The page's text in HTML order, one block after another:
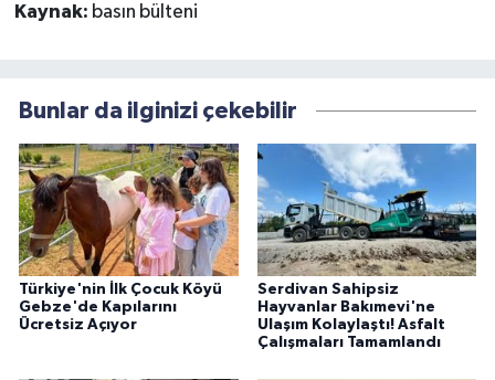
Kaynak: basın bülteni
Bunlar da ilginizi çekebilir
Türkiye'nin İlk Çocuk Köyü
Gebze'de Kapılarını
Ücretsiz Açıyor
Serdivan Sahipsiz
Hayvanlar Bakımevi'ne
Ulaşım Kolaylaştı! Asfalt
Çalışmaları Tamamlandı